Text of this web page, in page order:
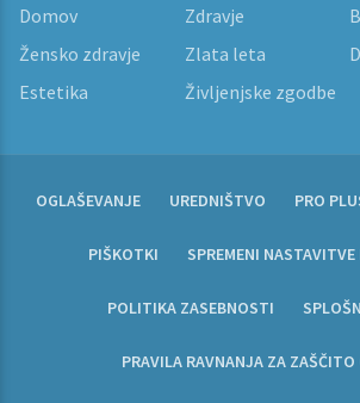
Domov Zdravje
Žensko zdravje
Zlata leta
Estetika
Življenjske zgodbe
OGLAŠEVANJE UREDNIŠTVO PRO
PIŠKOTKI SPREMENI
POLITIKA ZASEBNOSTI
PRAVILA RAVNANJA ZA